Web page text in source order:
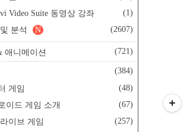
Video Suite 동영상 강좌
(1)
분석
(2607)
N
애니메이션 (721)
(384)
게임
(48)
이드 게임 소개
(67)
이브 게임
(257)